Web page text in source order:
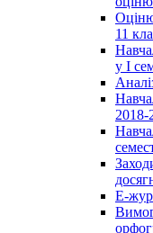
11
у І
2018-
Е-